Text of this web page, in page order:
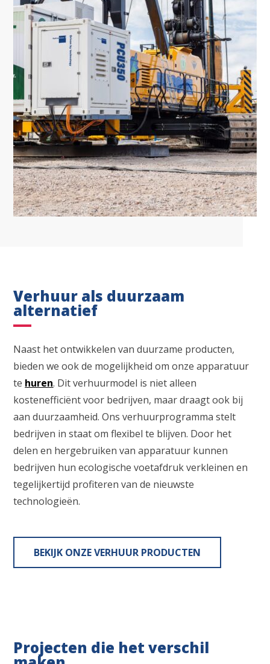
Waar ben je naar op zoek?
Verhuur als duurzaam
alternatief
Naast het ontwikkelen van duurzame producten,
bieden we ook de mogelijkheid om onze apparatuur
te huren. Dit verhuurmodel is niet alleen
kostenefficiënt voor bedrijven, maar draagt ook bij
aan duurzaamheid. Ons verhuurprogramma stelt
bedrijven in staat om flexibel te blijven. Door het
delen en hergebruiken van apparatuur kunnen
bedrijven hun ecologische voetafdruk verkleinen en
tegelijkertijd profiteren van de nieuwste
technologieën.
BEKIJK ONZE VERHUUR PRODUCTEN
Projecten die het verschil